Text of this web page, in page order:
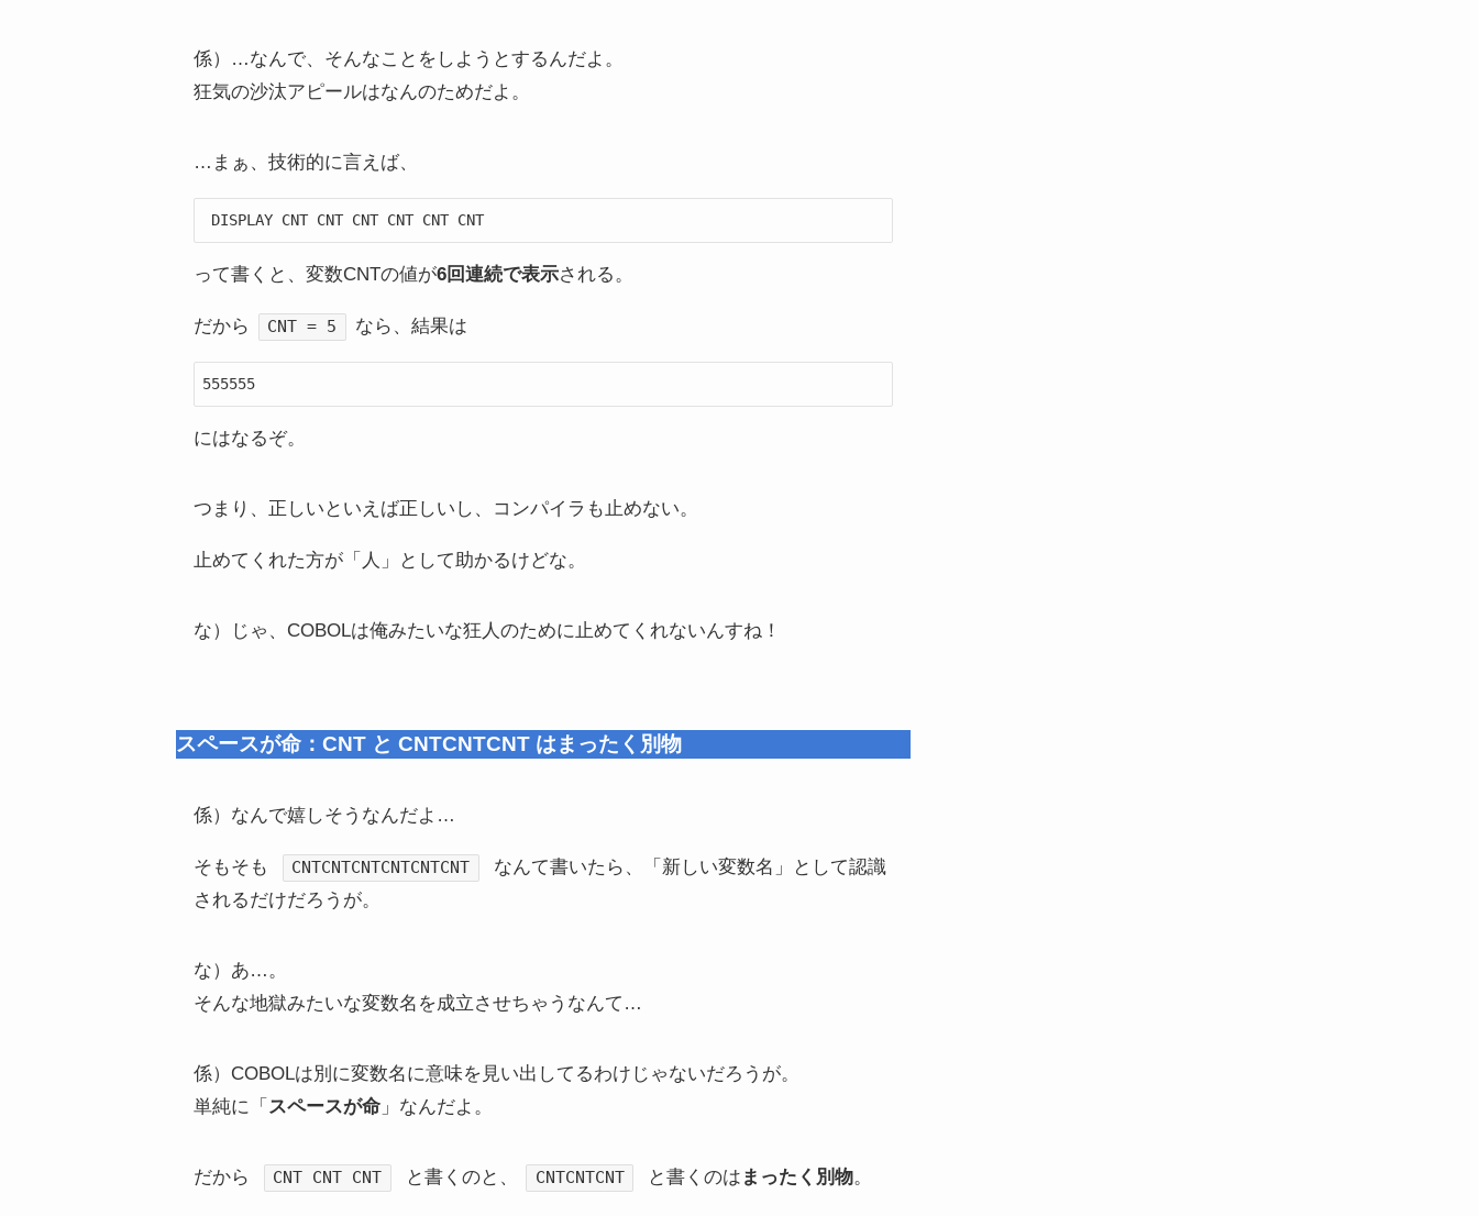
係）…なんで、そんなことをしようとするんだよ。
狂気の沙汰アピールはなんのためだよ。
…まぁ、技術的に言えば、
DISPLAY CNT CNT CNT CNT CNT CNT
って書くと、変数CNTの値が6回連続で表示される。
だから CNT = 5 なら、結果は
555555
にはなるぞ。
つまり、正しいといえば正しいし、コンパイラも止めない。
止めてくれた方が「人」として助かるけどな。
な）じゃ、COBOLは俺みたいな狂人のために止めてくれないんすね！
スペースが命：CNT と CNTCNTCNT はまったく別物
係）なんで嬉しそうなんだよ…
そもそも CNTCNTCNTCNTCNTCNT
なんて書いたら、「新しい変数名」として認識
されるだけだろうが。
な）あ…。
そんな地獄みたいな変数名を成立させちゃうなんて…
係）COBOLは別に変数名に意味を見い出してるわけじゃないだろうが。
単純に「 スペースが命 」なんだよ。
だから CNT CNT CNT と書くのと、 CNTCNTCNT と書くのは まったく別物。